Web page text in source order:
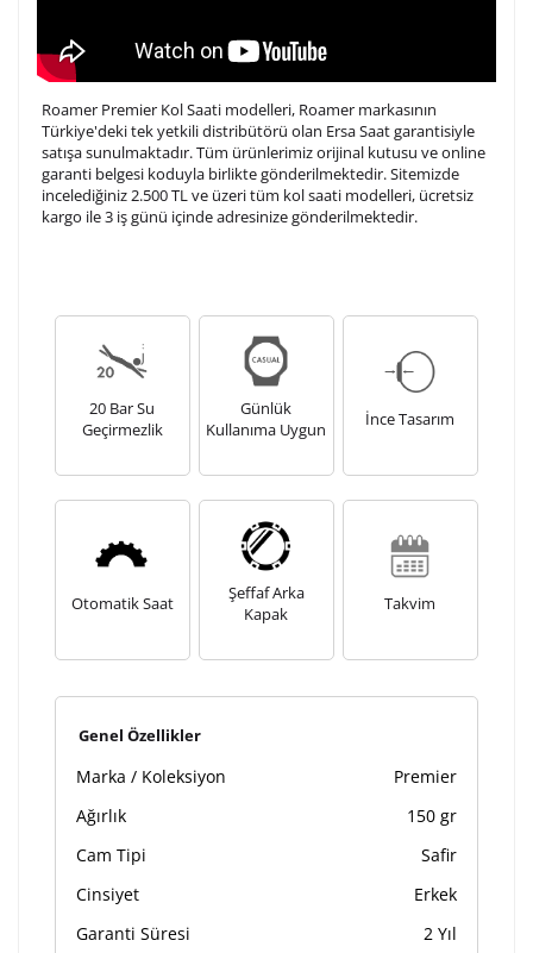
Roamer Premier Kol Saati modelleri, Roamer markasının
Türkiye'deki tek yetkili distribütörü olan Ersa Saat garantisiyle
satışa sunulmaktadır. Tüm ürünlerimiz orijinal kutusu ve online
garanti belgesi koduyla birlikte gönderilmektedir. Sitemizde
incelediğiniz 2.500 TL ve üzeri tüm kol saati modelleri, ücretsiz
kargo ile 3 iş günü içinde adresinize gönderilmektedir.
20 Bar Su
Geçirmezlik
Günlük
Kullanıma Uygun
İnce Tasarım
Otomatik Saat
Şeffaf Arka
Kapak
Takvim
Genel Özellikler
Marka / Koleksiyon
Premier
Ağırlık
150 gr
Cam Tipi
Safir
Cinsiyet
Erkek
Garanti Süresi
2 Yıl